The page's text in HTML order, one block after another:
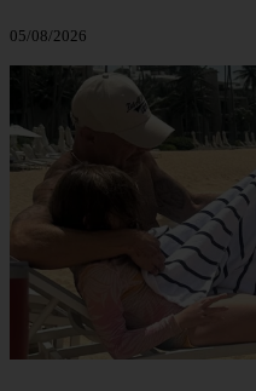
05/08/2026